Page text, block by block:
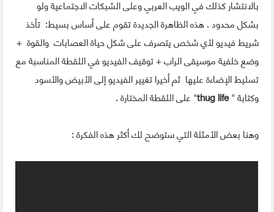
بالانتشار كذلك في الويب العربي وعلى الشبكات الاجتماعية ولو
بشكل محدود . هذه الظاهرة الجديدة تقوم على أساس بسيط: تأخذ
شريط فيديو لأي شخص يتصرف على شكل حياة العصابات والقوة +
وضع خلفية موسيقى الراب + توقيف الفيديو في اللقطة المناسبة مع
تسليط الإضاءة عليها ثم أخيرا تغيير الفيديو إلى الأبيض والأسود
وكتابة "thug life
" على اللقطة المختارة .
وهنا بعض الأمثلة التي ستوضح لك أكثر هذه الفكرة :